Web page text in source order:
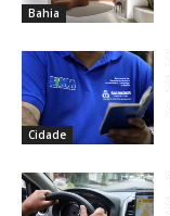
Bahia
Cidade